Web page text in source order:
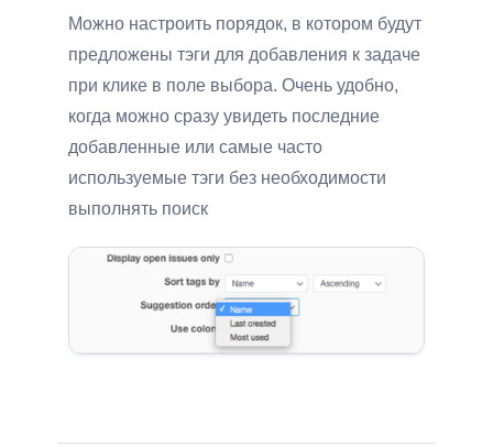
Можно настроить порядок, в котором будут
предложены тэги для добавления к задаче
при клике в поле выбора. Очень удобно,
когда можно сразу увидеть последние
добавленные или самые часто
используемые тэги без необходимости
выполнять поиск